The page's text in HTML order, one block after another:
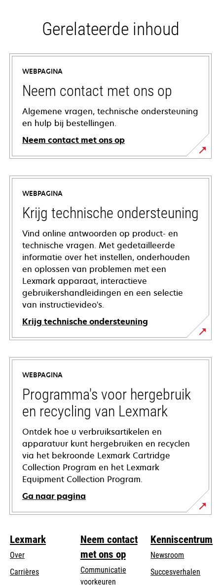
Gerelateerde inhoud
WEBPAGINA
Neem contact met ons op
Algemene vragen, technische ondersteuning
en hulp bij bestellingen.
Neem contact met ons op
WEBPAGINA
Krijg technische ondersteuning
Vind online antwoorden op product- en
technische vragen. Met gedetailleerde
informatie over het instellen, onderhouden
en oplossen van problemen met een
Lexmark apparaat, interactieve
gebruikershandleidingen en een selectie
van instructievideo's.
Krijg technische ondersteuning
opens
in
new
tab
WEBPAGINA
Programma's voor hergebruik
en recycling van Lexmark
Ontdek hoe u verbruiksartikelen en
apparatuur kunt hergebruiken en recyclen
via het bekroonde Lexmark Cartridge
Collection Program en het Lexmark
Equipment Collection Program.
Ga naar pagina
Lexmark
Over
Carrières
Neem contact
met ons op
Communicatie
voorkeuren
Kenniscentrum
Newsroom
Succesverhalen